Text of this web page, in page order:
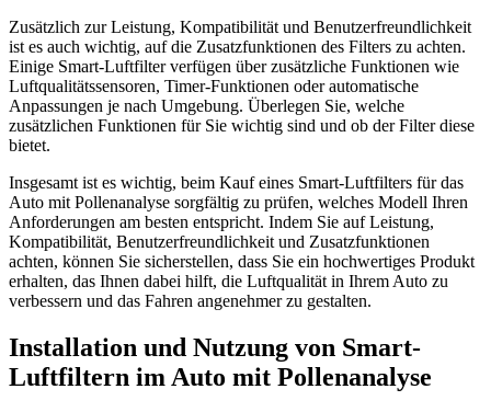
Zusätzlich zur Leistung, Kompatibilität und Benutzerfreundlichkeit
ist es auch wichtig, auf die Zusatzfunktionen des Filters zu achten.
Einige Smart-Luftfilter verfügen über zusätzliche Funktionen wie
Luftqualitätssensoren, Timer-Funktionen oder automatische
Anpassungen je nach Umgebung. Überlegen Sie, welche
zusätzlichen Funktionen für Sie wichtig sind und ob der Filter diese
bietet.
Insgesamt ist es wichtig, beim Kauf eines Smart-Luftfilters für das
Auto mit Pollenanalyse sorgfältig zu prüfen, welches Modell Ihren
Anforderungen am besten entspricht. Indem Sie auf Leistung,
Kompatibilität, Benutzerfreundlichkeit und Zusatzfunktionen
achten, können Sie sicherstellen, dass Sie ein hochwertiges Produkt
erhalten, das Ihnen dabei hilft, die Luftqualität in Ihrem Auto zu
verbessern und das Fahren angenehmer zu gestalten.
Installation und Nutzung von Smart-
Luftfiltern im Auto mit Pollenanalyse